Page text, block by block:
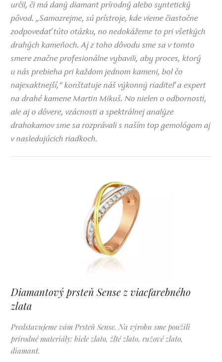
určil, či má daný diamant prírodný alebo syntetický
pôvod. „Samozrejme, sú prístroje, kde vieme čiastočne
zodpovedať túto otázku, no nedokážeme to pri všetkých
drahých kameňoch. Aj z toho dôvodu sme sa v tomto
smere značne profesionálne vybavili, aby proces, ktorý
u nás prebieha pri každom jednom kameni, bol čo
najexaktnejší,“ konštatuje náš výkonný riaditeľ a expert
na drahé kamene Martin Mikuš. No nielen o odbornosti,
ale aj o dôvere, vzácnosti a spektrálnej analýze
drahokamov sme sa rozprávali s naším top gemológom aj
v nasledujúcich riadkoch.
Diamantový prsteň Sense z viacfarebného
zlata
Predstavujeme vám Prsteň Sense. Na výrobu sme použili
prírodné materiály: biele zlato, žlté zlato, ružové zlato,
diamant.